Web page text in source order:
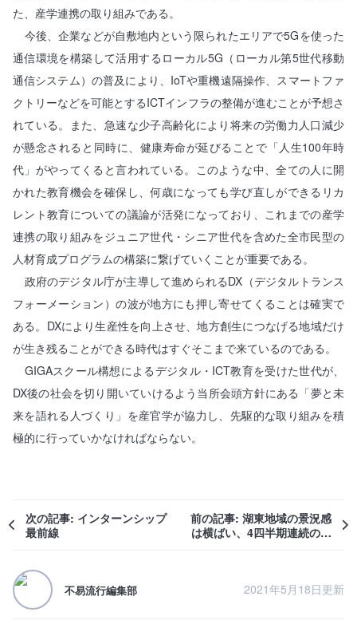
た、産学連携の取り組みである。
今後、企業などが自敷地内という限られたエリアで5Gを使った
通信環境を構築して活用するローカル5G（ローカル第5世代移動
通信システム）の普及により、IoTや重機遠隔操作、スマートファ
クトリーなどを可能とするICTインフラの整備が進むことが予想さ
れている。また、急速な少子高齢化により将来の労働力人口減少
が懸念されると同時に、健康寿命が延びることで「人生100年時
代」がやってくると言われている。このような中、全ての人に開
かれた教育機会を確保し、何歳になっても学び直しができるリカ
レント教育についての議論が活発になっており、これまでの産学
連携の取り組みをジュニア世代・シニア世代を含めた全市民型の
人材育成プログラムの構築に繋げていくことが重要である。
政府のデジタル庁が主導して進められるDX（デジタルトランス
フォーメーション）の波が地方にも押し寄せてくることは確実で
ある。DXにより生産性を向上させ、地方創生につなげる地域だけ
が生き残ることができる時代はすぐそこまで来ているのである。
GIGAスクール構想によるデジタル・ICT教育を受けた世代が、
DX後の社会を切り開いていけるよう当所会頭方針にある「夢と未
来を語れる人づくり」を産官学が協力し、先駆的な取り組みを積
極的に行っていかなければならない。
次の記事: インターンシップ
最前線
前の記事: 湖東地域の景況感
は横ばい、4四半期連続の低
不易流行編集部 2021年5月18日更新